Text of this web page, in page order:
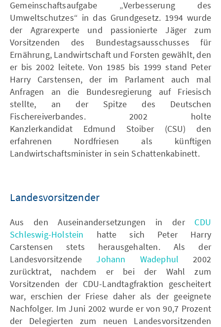
Gemeinschaftsaufgabe „Verbesserung des
Umweltschutzes“ in das Grundgesetz. 1994 wurde
der Agrarexperte und passionierte Jäger zum
Vorsitzenden des Bundestagsausschusses für
Ernährung, Landwirtschaft und Forsten gewählt, den
er bis 2002 leitete. Von 1985 bis 1999 stand Peter
Harry Carstensen, der im Parlament auch mal
Anfragen an die Bundesregierung auf Friesisch
stellte, an der Spitze des Deutschen
Fischereiverbandes. 2002 holte
Kanzlerkandidat Edmund Stoiber (CSU) den
erfahrenen Nordfriesen als künftigen
Landwirtschaftsminister in sein Schattenkabinett.
Landesvorsitzender
Aus den Auseinandersetzungen in der CDU
Schleswig-Holstein hatte sich Peter Harry
Carstensen stets herausgehalten. Als der
LandesvorsitzendeJohann Wadephul 2002
zurücktrat, nachdem er bei der Wahl zum
Vorsitzenden der CDU-Landtagfraktion gescheitert
war, erschien der Friese daher als der geeignete
Nachfolger. Im Juni 2002 wurde er von 90,7 Prozent
der Delegierten zum neuen Landesvorsitzenden